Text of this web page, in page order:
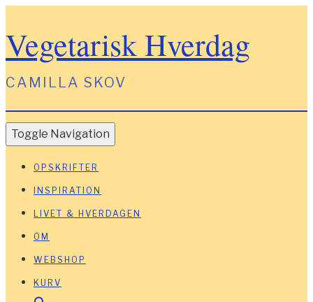
Vegetarisk Hverdag
CAMILLA SKOV
Toggle Navigation
OPSKRIFTER
INSPIRATION
LIVET & HVERDAGEN
OM
WEBSHOP
KURV